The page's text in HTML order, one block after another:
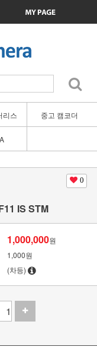
리스 중고 캠코더
0
IS STM
1,000,000원
1,000원
(차등)